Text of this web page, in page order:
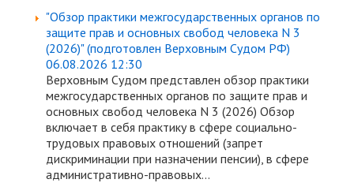
"Обзор практики межгосударственных органов по
защите прав и основных свобод человека N 3
(2026)" (подготовлен Верховным Судом РФ)
06.08.2026 12:30
Верховным Судом представлен обзор практики
межгосударственных органов по защите прав и
основных свобод человека N 3 (2026) Обзор
включает в себя практику в сфере социально-
трудовых правовых отношений (запрет
дискриминации при назначении пенсии), в сфере
административно-правовых...